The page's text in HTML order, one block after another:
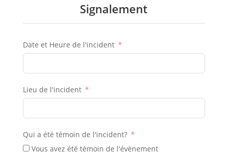
Signalement
Date et Heure de l'incident
Lieu de l'incident
Qui a été témoin de l'incident?
Vous avez été témoin de l'évènement